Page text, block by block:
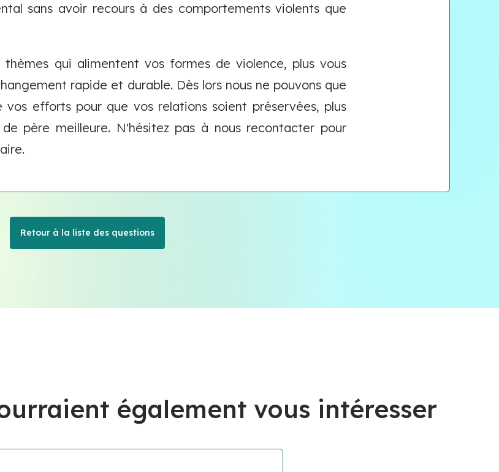
sans avoir recours à des comportements violents que
thèmes qui alimentent vos formes de violence, plus vous
rapide et durable. Dès lors nous ne pouvons que
vos efforts pour que vos relations soient préservées, plus
père meilleure. N'hésitez pas à nous recontacter pour
Retour à la liste des questions
également vous intéresser